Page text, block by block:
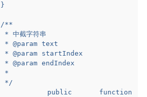
		}
		/**
		 * 中截字符串
		 * @param text
		 * @param startIndex
		 * @param endIndex
		 *
		 */